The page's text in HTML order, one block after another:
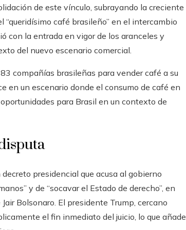
de este vínculo, subrayando la creciente
café brasileño” en el intercambio
con la entrada en vigor de los aranceles y
del nuevo escenario comercial.
compañías brasileñas para vender café a su
en un escenario donde el consumo de café en
para Brasil en un contexto de
presidencial que acusa al gobierno
y de “socavar el Estado de derecho”, en
Bolsonaro. El presidente Trump, cercano
el fin inmediato del juicio, lo que añade